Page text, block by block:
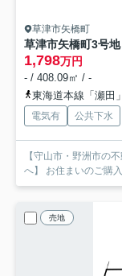
草津市矢橋町
草津市矢橋町3号
1,798万円
- / 408.09㎡ / -
東海道本線「瀬田
電気有 公共下水
【守山市・野洲市の
へ】 お住まいのご購
売地